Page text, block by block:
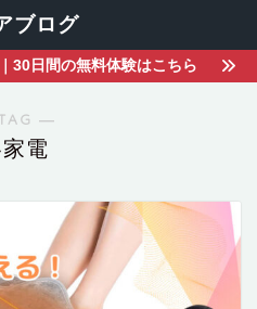
ブログ
30日間の無料体験はこちら
―
電